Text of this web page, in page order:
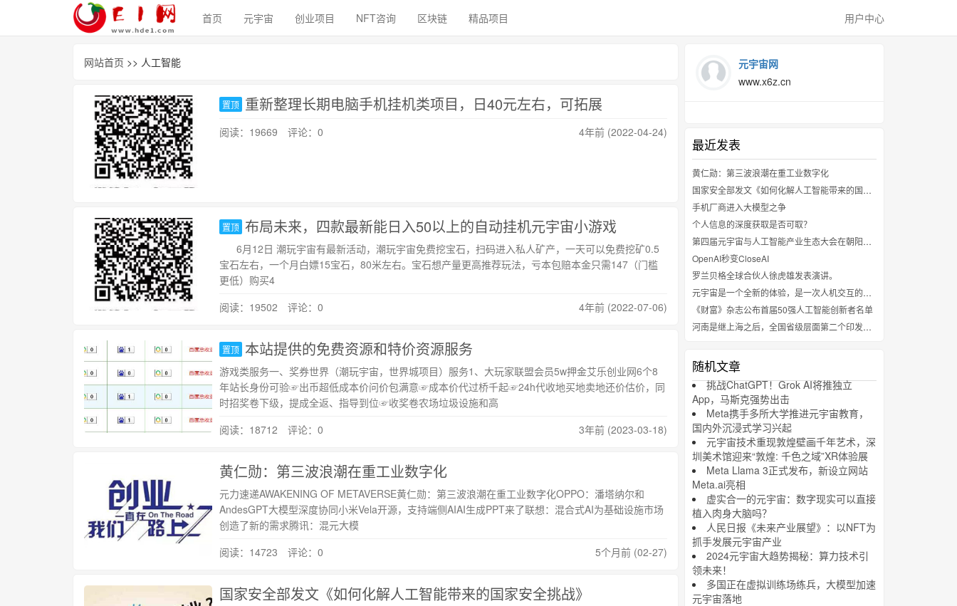
首页 元宇宙 创业项目 NFT咨询 区块链 精品项目 用户中心
网站首页 >> 人工智能
置顶 重新整理长期电脑手机挂机类项目，日40元左右，可拓展
阅读：19669 评论：0 4年前 (2022-04-24)
置顶 布局未来，四款最新能日入50以上的自动挂机元宇宙小游戏
6月12日 潮玩宇宙有最新活动，潮玩宇宙免费挖宝石，扫码进入私人矿产，一天可以免费挖矿0.5
宝石左右，一个月白嫖15宝石，80米左右。宝石想产量更高推荐玩法，亏本包赔本金只需147（门槛
更低）购买4
阅读：19502 评论：0
4年前 (2022-07-06)
置顶 本站提供的免费资源和特价资源服务
游戏类服务一、奖券世界（潮玩宇宙，世界城项目）服务1、大玩家联盟会员5w押金艾乐创业网6个8
年站长身份可验☞出币超低成本价问价包满意☞成本价代过桥千起☞24h代收地买地卖地还价估价，同
时招奖卷下级，提成全返、指导到位☞收奖卷农场垃圾设施和高
阅读：18712 评论：0
3年前 (2023-03-18)
黄仁勋：第三波浪潮在重工业数字化
元力速递AWAKENING OF METAVERSE黄仁勋：第三波浪潮在重工业数字化OPPO：潘塔纳尔和
AndesGPT大模型深度协同小米Vela开源，支持端侧AIAI生成PPT来了联想：混合式AI为基础设施市场
创造了新的需求腾讯：混元大模
阅读：14723 评论：0
5个月前 (02-27)
国家安全部发文《如何化解人工智能带来的国家安全挑战》
元宇宙网
www.x6z.cn
最近发表
黄仁勋：第三波浪潮在重工业数字化
国家安全部发文《如何化解人工智能带来的国家安全挑战》
手机厂商进入大模型之争
个人信息的深度获取是否可取？
第四届元宇宙与人工智能产业生态大会在朝阳区举行
OpenAI秒变CloseAI
罗兰贝格全球合伙人徐虎雄发表演讲。
元宇宙是一个全新的体验，是一次人机交互的革命
《财富》杂志公布首届50强人工智能创新者名单
河南是继上海之后，全国省级层面第二个印发元宇宙专项行动计划的省份
随机文章
挑战ChatGPT！Grok AI将推独立
App，马斯克强势出击
Meta携手多所大学推进元宇宙教育，
国内外沉浸式学习兴起
元宇宙技术重现敦煌壁画千年艺术，深
圳美术馆迎来“敦煌: 千色之域”XR体验展
Meta Llama 3正式发布，新设立网站
Meta.ai亮相
虚实合一的元宇宙：数字现实可以直接
植入肉身大脑吗？
人民日报《未来产业展望》：以NFT为
抓手发展元宇宙产业
2024元宇宙大趋势揭秘：算力技术引
领未来！
多国正在虚拟训练场练兵，大模型加速
元宇宙落地